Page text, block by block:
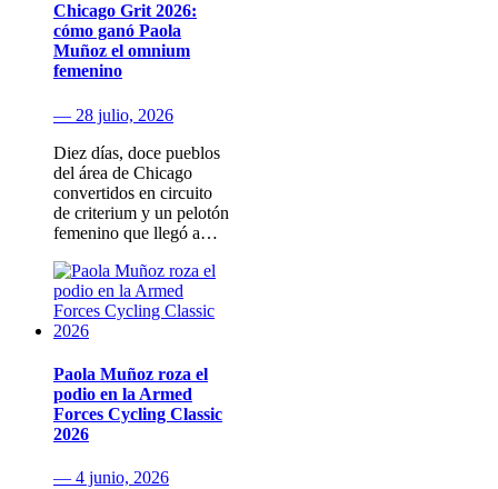
Chicago Grit 2026:
cómo ganó Paola
Muñoz el omnium
femenino
— 28 julio, 2026
Diez días, doce pueblos
del área de Chicago
convertidos en circuito
de criterium y un pelotón
femenino que llegó a…
Paola Muñoz roza el
podio en la Armed
Forces Cycling Classic
2026
— 4 junio, 2026